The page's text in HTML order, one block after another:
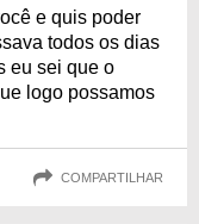
e quis poder
todos os dias
eu sei que o
logo possamos
COMPARTILHAR